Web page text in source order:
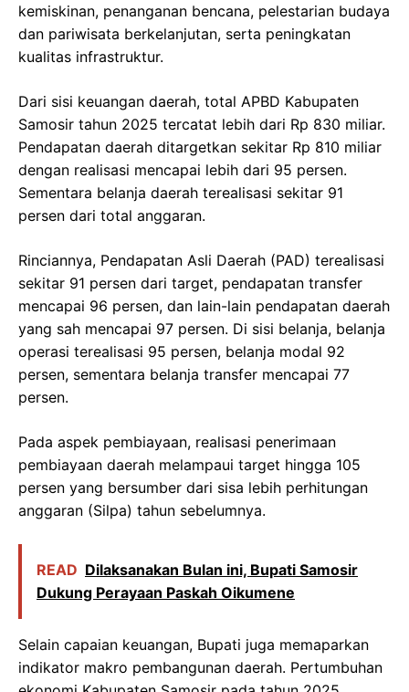
kemiskinan, penanganan bencana, pelestarian budaya
dan pariwisata berkelanjutan, serta peningkatan
kualitas infrastruktur.
Dari sisi keuangan daerah, total APBD Kabupaten
Samosir tahun 2025 tercatat lebih dari Rp 830 miliar.
Pendapatan daerah ditargetkan sekitar Rp 810 miliar
dengan realisasi mencapai lebih dari 95 persen.
Sementara belanja daerah terealisasi sekitar 91
persen dari total anggaran.
Rinciannya, Pendapatan Asli Daerah (PAD) terealisasi
sekitar 91 persen dari target, pendapatan transfer
mencapai 96 persen, dan lain-lain pendapatan daerah
yang sah mencapai 97 persen. Di sisi belanja, belanja
operasi terealisasi 95 persen, belanja modal 92
persen, sementara belanja transfer mencapai 77
persen.
Pada aspek pembiayaan, realisasi penerimaan
pembiayaan daerah melampaui target hingga 105
persen yang bersumber dari sisa lebih perhitungan
anggaran (Silpa) tahun sebelumnya.
READ Dilaksanakan Bulan ini, Bupati Samosir
Dukung Perayaan Paskah Oikumene
Selain capaian keuangan, Bupati juga memaparkan
indikator makro pembangunan daerah. Pertumbuhan